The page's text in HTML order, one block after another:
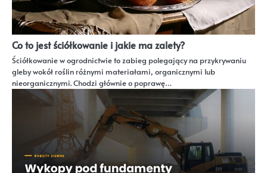
Co to jest ściółkowanie i jakie ma zalety?
Ściółkowanie w ogrodnictwie to zabieg polegający na przykrywaniu
gleby wokół roślin różnymi materiałami, organicznymi lub
nieorganicznymi. Chodzi głównie o poprawę…